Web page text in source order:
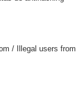
/ Illegal users from